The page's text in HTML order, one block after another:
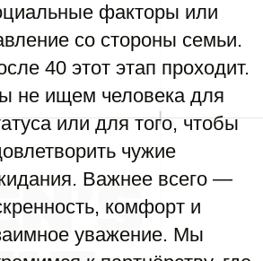
факторы или
со стороны семьи.
40 этот этап проходит.
не ищем человека для
или для того, чтобы
чужие
Важнее всего —
комфорт и
уважение. Мы